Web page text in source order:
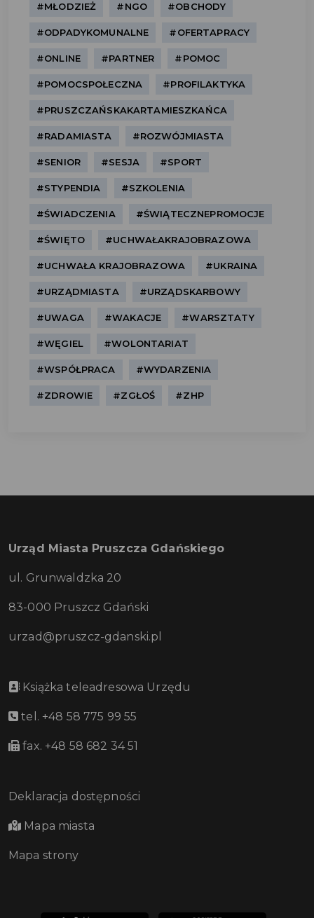
#MŁODZIEŻ #NGO #OBCHODY
#ODPADYKOMUNALNE #OFERTAPRACY
#ONLINE #PARTNER #POMOC
#POMOCSPOŁECZNA #PROFILAKTYKA
#PRUSZCZAŃSKAKARTAMIESZKAŃCA
#RADAMIASTA #ROZWÓJMIASTA
#SENIOR #SESJA #SPORT
#STYPENDIA #SZKOLENIA
#ŚWIADCZENIA #ŚWIĄTECZNEPROMOCJE
#ŚWIĘTO #UCHWAŁAKRAJOBRAZOWA
#UCHWAŁA KRAJOBRAZOWA #UKRAINA
#URZĄDMIASTA #URZĄDSKARBOWY
#UWAGA #WAKACJE #WARSZTATY
#WĘGIEL #WOLONTARIAT
#WSPÓŁPRACA #WYDARZENIA
#ZDROWIE #ZGŁOŚ #ZHP
Urząd Miasta Pruszcza Gdańskiego
ul. Grunwaldzka 20
83-000 Pruszcz Gdański
urzad@pruszcz-gdanski.pl
Książka teleadresowa Urzędu
tel. +48 58 775 99 55
fax. +48 58 682 34 51
Deklaracja dostępności
Mapa miasta
Mapa strony